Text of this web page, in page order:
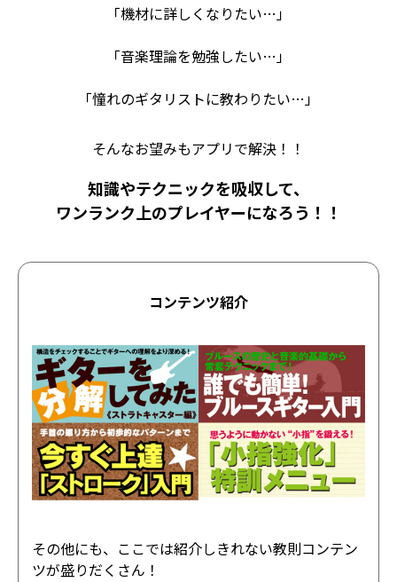
「機材に詳しくなりたい…」
「音楽理論を勉強したい…」
「憧れのギタリストに教わりたい…」
そんなお望みもアプリで解決！！
知識やテクニックを吸収して、
ワンランク上のプレイヤーになろう！！
コンテンツ紹介
その他にも、ここでは紹介しきれない教則コンテン
ツが盛りだくさん！